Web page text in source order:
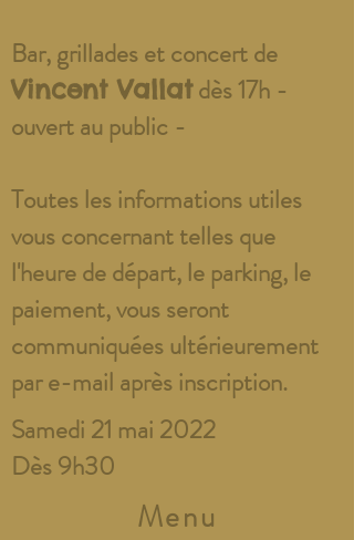
Bar, grillades et concert de
Vincent Vallatdès 17h -
ouvert au public -
Toutes les informations utiles
vous concernant telles que
l'heure de départ, le parking, le
paiement, vous seront
communiquées ultérieurement
par e-mail après inscription.
Samedi 21 mai 2022
Dès 9h30
Menu